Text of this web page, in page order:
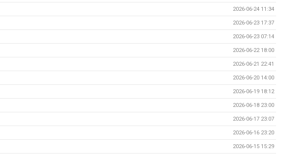
2026-06-24 11:34
2026-06-23 17:37
2026-06-23 07:14
2026-06-22 18:00
2026-06-21 22:41
2026-06-20 14:00
2026-06-19 18:12
2026-06-18 23:00
2026-06-17 23:07
2026-06-16 23:20
2026-06-15 15:29